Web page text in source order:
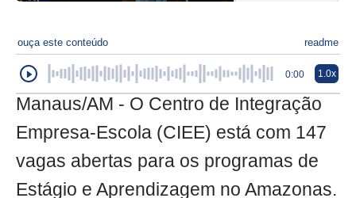
ouça este conteúdo readme
0:00 1.0x
Manaus/AM - O Centro de Integração
Empresa-Escola (CIEE) está com 147
vagas abertas para os programas de
Estágio e Aprendizagem no Amazonas.